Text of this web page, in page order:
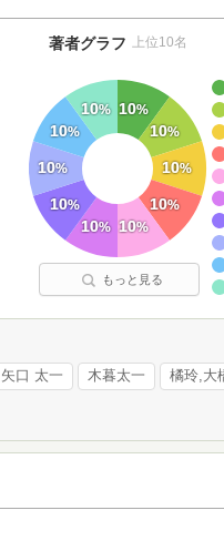
10%
10%
10%
10%
10%
10%
10%
10%
10%
10%
著者グラフ 上位10名
もっと見る
矢口 太一 木暮太一 橘玲,大